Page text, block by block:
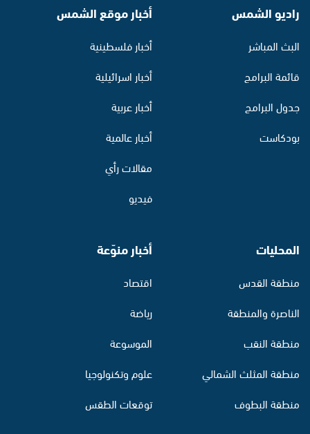
راديو الشمس
البث المباشر
قائمة البرامج
جدول البرامج
بودكاست
أخبار موقع الشمس
أخبار فلسطينية
أخبار اسرائيلية
أخبار عربية
أخبار عالمية
مقالات رأي
فيديو
المحليات
منطقة القدس
الناصرة والمنطقة
منطقة النقب
منطقة المثلث الشمالي
منطقة البطوف
أخبار منوّعة
اقتصاد
رياضة
الموسوعة
علوم وتكنولوجيا
توقعات الطقس